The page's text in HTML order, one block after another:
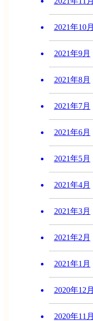
2021年10月
2021年9月
2021年8月
2021年7月
2021年6月
2021年5月
2021年4月
2021年3月
2021年2月
2021年1月
2020年12月
2020年11月